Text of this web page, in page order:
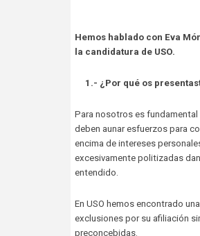
Hemos hablado con Eva
la candidatura de USO.
1.- ¿Por qué os
Para nosotros es
deben aunar esfuerzos para
encima de intereses
excesivamente politizadas
entendido.
En USO hemos encontrado
exclusiones por su afiliación
preconcebidas.